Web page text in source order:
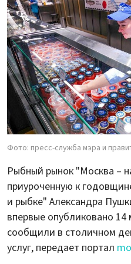
Фото: пресс-служба мэра и
Рыбный рынок "Москва –
приуроченную к
и рыбке" Александра
впервые опубликовано
сообщили в столичном
услуг, передает портал